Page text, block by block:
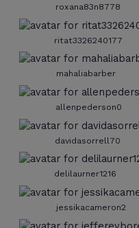
roxana83n8778
ritat3326240177
mahaliabarber
allenpederson0
davidasorrell70
delilaurner1216
jessikacameron2